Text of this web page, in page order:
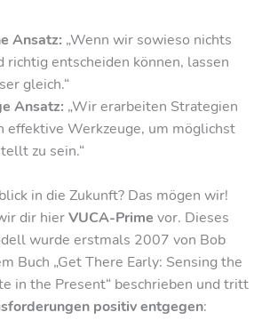
Ansatz: „Wenn wir sowieso nichts
richtig entscheiden können, lassen
gleich.“
Ansatz: „Wir erarbeiten Strategien
effektive Werkzeuge, um möglichst
zu sein.“
in die Zukunft? Das mögen wir!
dir hierVUCA-Prime vor. Dieses
wurde erstmals 2007 von Bob
Buch „Get There Early: Sensing the
in the Present“ beschrieben und tritt
positiv entgegen: